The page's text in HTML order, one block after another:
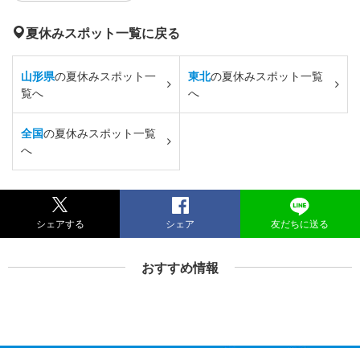
夏休みスポット一覧に戻る
山形県の夏休みスポット一
覧へ
東北の夏休みスポット一覧
へ
全国の夏休みスポット一覧
へ
シェアする シェア 友だちに送る
おすすめ情報